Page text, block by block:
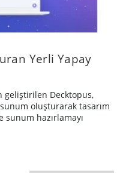
Yerli Yapay
geliştirilen Decktopus,
oluşturarak tasarım
hazırlamayı